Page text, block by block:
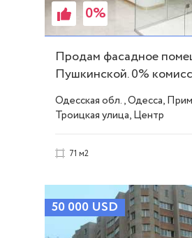
0%
Продам фасадное
Пушкинской. 0%
53779
Одесская обл., Одесса,
Троицкая улица, Центр
71 м2
50 000 USD